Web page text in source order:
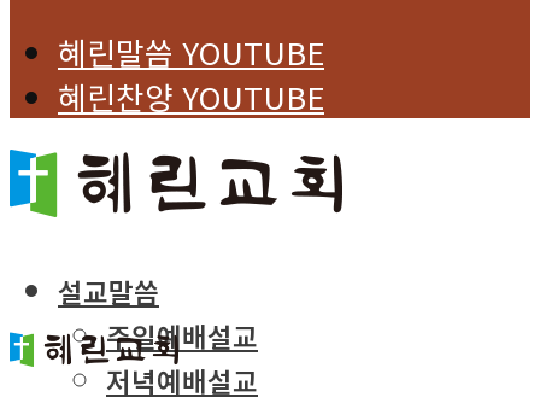
혜린말씀 YOUTUBE
혜린찬양 YOUTUBE
설교말씀
주일예배설교
저녁예배설교